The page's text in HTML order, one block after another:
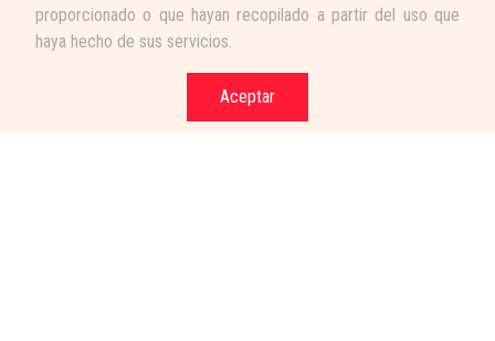
proporcionado o que hayan recopilado a partir del uso que
haya hecho de sus servicios.
Aceptar